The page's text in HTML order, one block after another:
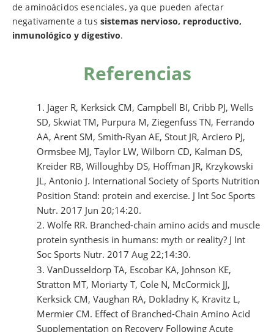
de aminoácidos esenciales, ya que pueden afectar
negativamente a tus sistemas nervioso, reproductivo,
inmunológico y digestivo.
Referencias
Jäger R, Kerksick CM, Campbell BI, Cribb PJ, Wells
SD, Skwiat TM, Purpura M, Ziegenfuss TN, Ferrando
AA, Arent SM, Smith-Ryan AE, Stout JR, Arciero PJ,
Ormsbee MJ, Taylor LW, Wilborn CD, Kalman DS,
Kreider RB, Willoughby DS, Hoffman JR, Krzykowski
JL, Antonio J. International Society of Sports Nutrition
Position Stand: protein and exercise. J Int Soc Sports
Nutr. 2017 Jun 20;14:20.
Wolfe RR. Branched-chain amino acids and muscle
protein synthesis in humans: myth or reality? J Int
Soc Sports Nutr. 2017 Aug 22;14:30.
VanDusseldorp TA, Escobar KA, Johnson KE,
Stratton MT, Moriarty T, Cole N, McCormick JJ,
Kerksick CM, Vaughan RA, Dokladny K, Kravitz L,
Mermier CM. Effect of Branched-Chain Amino Acid
Supplementation on Recovery Following Acute